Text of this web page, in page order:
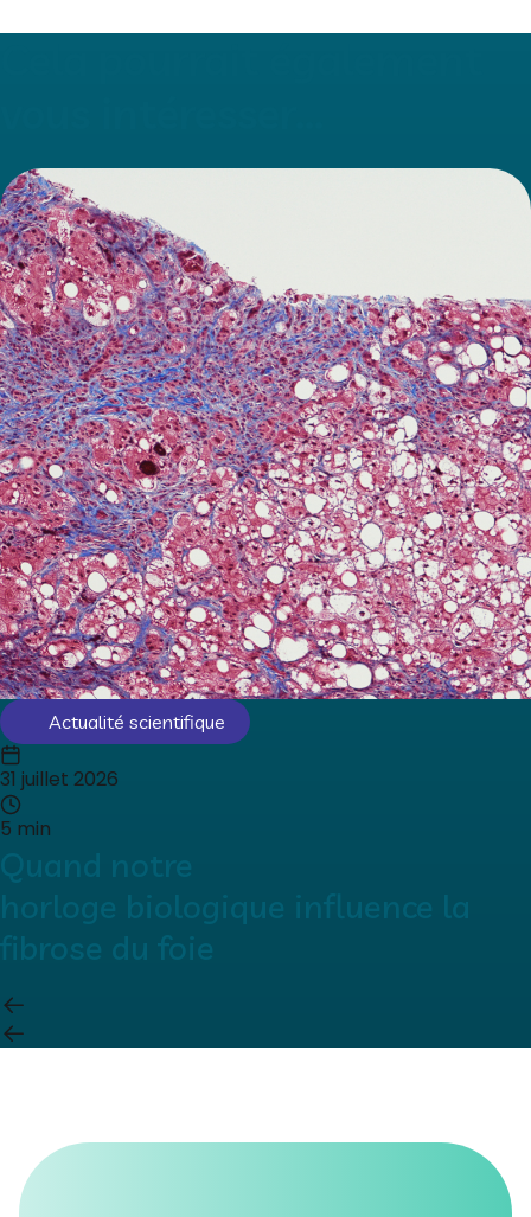
Actualité scientifique
31 juillet 2026
5 min
Quand notre
horloge biologique influence la
fibrose du foie